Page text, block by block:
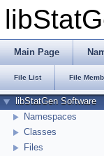
Main Page
File List File
libStatGen Software
Namespaces
Classes
Files